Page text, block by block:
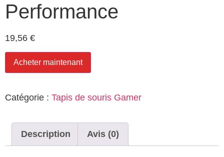
Performance
19,56 €
Acheter maintenant
Catégorie : Tapis de souris Gamer
Description Avis (0)